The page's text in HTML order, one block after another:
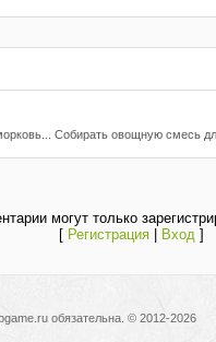
Собирать овощную смесь
могут только
[ Регистрация| Вход]
обязательна. © 2012-2026